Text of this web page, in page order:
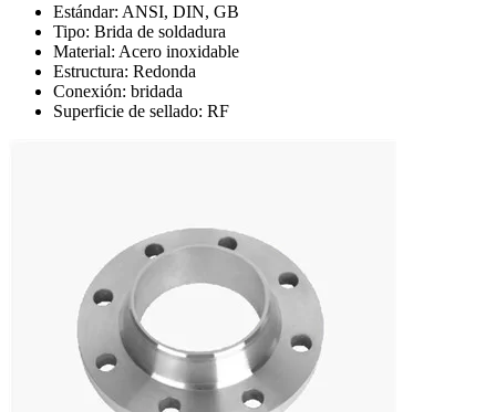
Estándar: ANSI, DIN, GB
Tipo: Brida de soldadura
Material: Acero inoxidable
Estructura: Redonda
Conexión: bridada
Superficie de sellado: RF